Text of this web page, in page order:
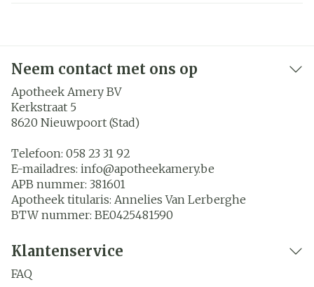
Neem contact met ons op
Apotheek Amery BV
Kerkstraat 5
8620 Nieuwpoort (Stad)
Telefoon: 058 23 31 92
E-mailadres: info@apotheekamery.be
APB nummer: 381601
Apotheek titularis: Annelies Van Lerberghe
BTW nummer: BE0425481590
Klantenservice
FAQ